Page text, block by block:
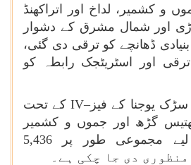
و کشمیر، لداخ اور اتراکھنڈ
اور شمال مشرق کے دشوار
ڈھانچے کو ترقی دی گئی،
اور اسٹریٹجک رابطہ کو
سڑک یوجنا کے فیز–IVکے تحت
گڑھ اور جموں و کشمیر
کی ریاستوں کے لیے مجموعی طور پر 5,436
دی جا چکی ہے۔